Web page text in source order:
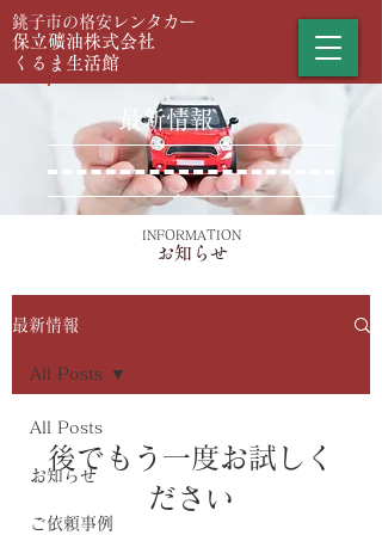
​銚子市の格安レンタカー
保立礦油株式会社
くるま生活館
最新情報
INFORMATION
お知らせ
最新情報
All Posts
お知らせ
ご依頼事例
All Posts
後でもう一度お試しく
ださい